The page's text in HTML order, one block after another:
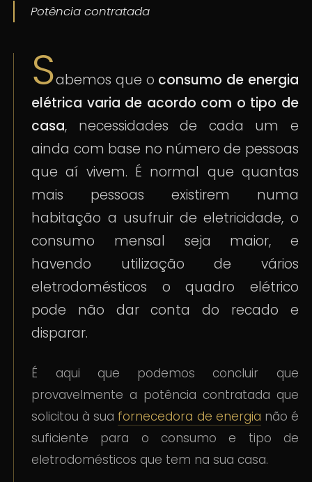
Potência contratada
Sabemos que o consumo de energia
elétrica varia de acordo com o tipo de
casa, necessidades de cada um e
ainda com base no número de pessoas
que aí vivem. É normal que quantas
mais pessoas existirem numa
habitação a usufruir de eletricidade, o
consumo mensal seja maior, e
havendo utilização de vários
eletrodomésticos o quadro elétrico
pode não dar conta do recado e
disparar.
É aqui que podemos concluir que
provavelmente a potência contratada que
solicitou à sua fornecedora de energia não é
suficiente para o consumo e tipo de
eletrodomésticos que tem na sua casa.